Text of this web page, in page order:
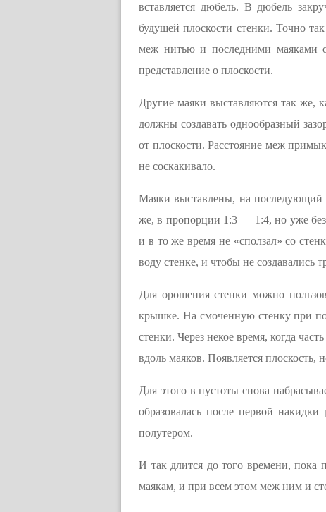
вставляется дюбель. В дюбель
будущей плоскости стенки. Точно
меж нитью и последними маяками
представление о плоскости.
Другие маяки выставляются так же,
должны создавать однообразный
от плоскости. Расстояние меж
не соскакивало.
Маяки выставлены, на последующий
же, в пропорции 1:3 — 1:4, но уже без
и в то же время не «сползал» со
воду стенке, и чтобы не создавались
Для орошения стенки можно
крышке. На смоченную стенку при
стенки. Через некое время, когда
вдоль маяков. Появляется
Для этого в пустоты снова
образовалась после первой
полутером.
И так длится до того времени, пока
маякам, и при всем этом меж ним и